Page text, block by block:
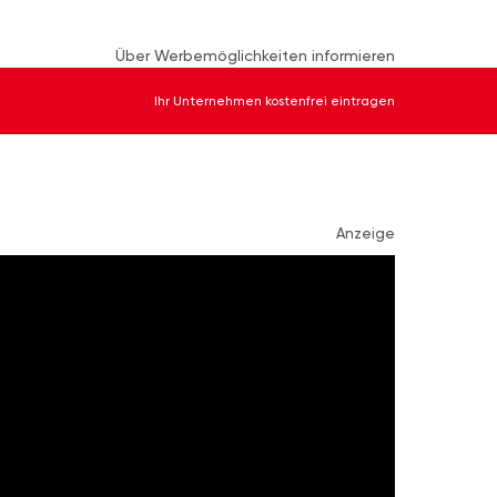
Über Werbemöglichkeiten informieren
Ihr Unternehmen kostenfrei eintragen
Anzeige